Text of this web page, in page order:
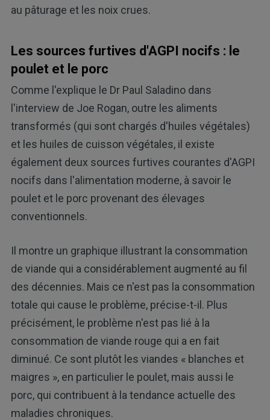
au pâturage et les noix crues.
Les sources furtives d'AGPI nocifs : le
poulet et le porc
Comme l'explique le Dr Paul Saladino dans
l'interview de Joe Rogan, outre les aliments
transformés (qui sont chargés d'huiles végétales)
et les huiles de cuisson végétales, il existe
également deux sources furtives courantes d'AGPI
nocifs dans l'alimentation moderne, à savoir le
poulet et le porc provenant des élevages
conventionnels.
Il montre un graphique illustrant la consommation
de viande qui a considérablement augmenté au fil
des décennies. Mais ce n'est pas la consommation
totale qui cause le problème, précise-t-il. Plus
précisément, le problème n'est pas lié à la
consommation de viande rouge qui a en fait
diminué. Ce sont plutôt les viandes « blanches et
maigres », en particulier le poulet, mais aussi le
porc, qui contribuent à la tendance actuelle des
maladies chroniques.